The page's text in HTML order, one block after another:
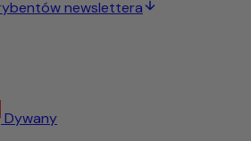
newslettera
Dywany